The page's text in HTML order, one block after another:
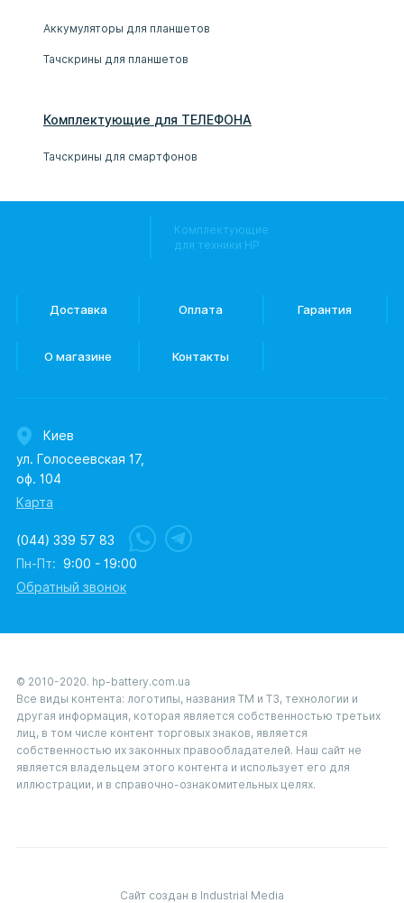
Аккумуляторы для планшетов
Тачскрины для планшетов
Комплектующие для ТЕЛЕФОНА
Тачскрины для смартфонов
Комплектующие
для техники HP
Доставка Оплата Гарантия
О магазине Контакты
Киев
ул. Голосеевская 17,
оф. 104
Карта
(044) 339 57 83
Пн-Пт: 9:00 - 19:00
Обратный звонок
© 2010-2020. hp-battery.com.ua
Все виды контента: логотипы, названия ТМ и ТЗ, технологии и
другая информация, которая является собственностью третьих
лиц, в том числе контент торговых знаков, является
собственностью их законных правообладателей. Наш сайт не
является владельцем этого контента и использует его для
иллюстрации, и в справочно-ознакомительных целях.
Сайт создан в Industrial Media